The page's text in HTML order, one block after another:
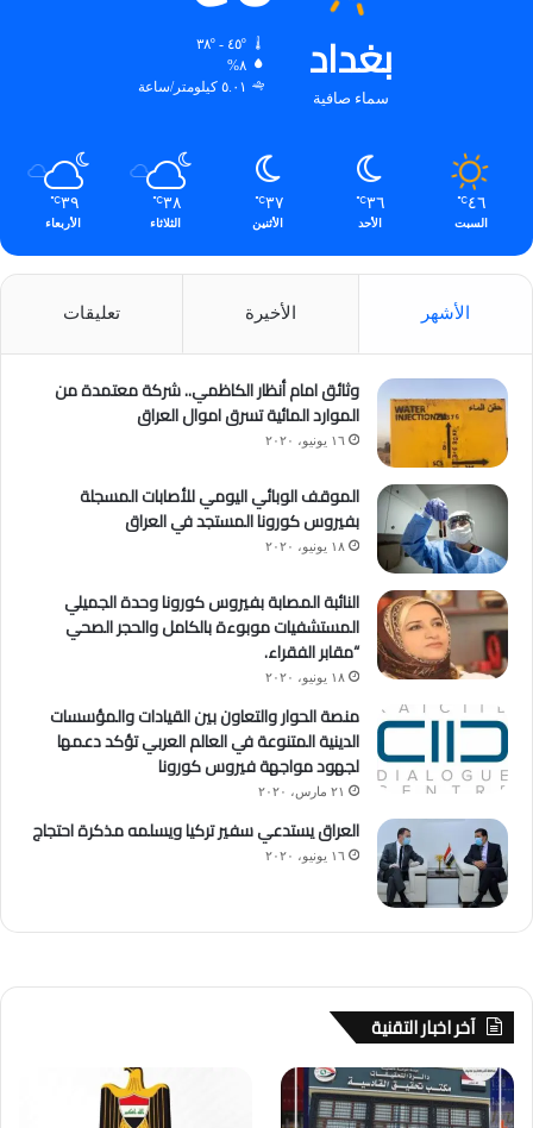
بغداد
سماء صافية
٤٥º - ٣٨º
٨%
٥.٠١ كيلومتر/ساعة
٤٦℃
السبت
٣٦℃
الأحد
٣٧℃
الأثنين
٣٨℃
الثلاثاء
٣٩℃
الأربعاء
الأشهر الأخيرة تعليقات
وثائق امام أنظار الكاظمي.. شركة معتمدة من
الموارد المائية تسرق اموال العراق
١٦ يونيو، ٢٠٢٠
الموقف الوبائي اليومي للأصابات المسجلة
بفيروس كورونا المستجد في العراق
١٨ يونيو، ٢٠٢٠
النائبة المصابة بفيروس كورونا وحدة الجميلي
المستشفيات موبوءة بالكامل والحجر الصحي
“مقابر الفقراء.
١٨ يونيو، ٢٠٢٠
منصة الحوار والتعاون بين القيادات والمؤسسات
الدينية المتنوعة في العالم العربي تؤكد دعمها
لجهود مواجهة فيروس كورونا
٢١ مارس، ٢٠٢٠
العراق يستدعي سفير تركيا ويسلمه مذكرة احتجاج
١٦ يونيو، ٢٠٢٠
آخر اخبار التقنية